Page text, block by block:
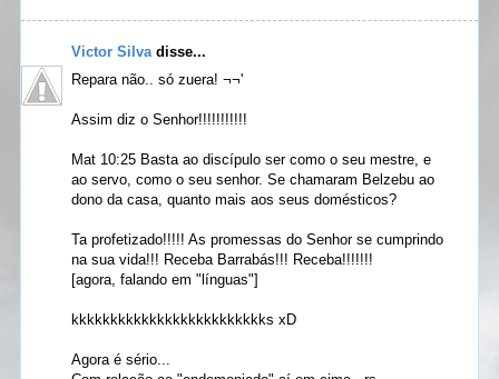
Victor Silva disse...
Repara não.. só zuera! ¬¬'
Assim diz o Senhor!!!!!!!!!!!
Mat 10:25 Basta ao discípulo ser como o seu mestre, e
ao servo, como o seu senhor. Se chamaram Belzebu ao
dono da casa, quanto mais aos seus domésticos?
Ta profetizado!!!!! As promessas do Senhor se cumprindo
na sua vida!!! Receba Barrabás!!! Receba!!!!!!!
[agora, falando em "línguas"]
kkkkkkkkkkkkkkkkkkkkkkkkks xD
Agora é sério...